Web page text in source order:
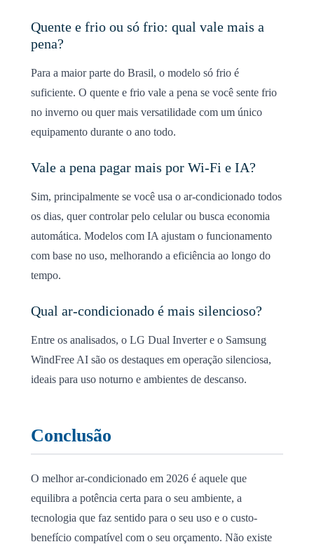
Quente e frio ou só frio: qual vale mais a
pena?
Para a maior parte do Brasil, o modelo só frio é
suficiente. O quente e frio vale a pena se você sente frio
no inverno ou quer mais versatilidade com um único
equipamento durante o ano todo.
Vale a pena pagar mais por Wi-Fi e IA?
Sim, principalmente se você usa o ar-condicionado todos
os dias, quer controlar pelo celular ou busca economia
automática. Modelos com IA ajustam o funcionamento
com base no uso, melhorando a eficiência ao longo do
tempo.
Qual ar-condicionado é mais silencioso?
Entre os analisados, o LG Dual Inverter e o Samsung
WindFree AI são os destaques em operação silenciosa,
ideais para uso noturno e ambientes de descanso.
Conclusão
O melhor ar-condicionado em 2026 é aquele que
equilibra a potência certa para o seu ambiente, a
tecnologia que faz sentido para o seu uso e o custo-
benefício compatível com o seu orçamento. Não existe